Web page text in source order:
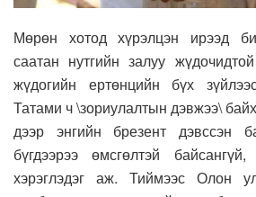
Мөрөн хотод хүрэлцэн ирээд
саатан нутгийн залуу
жүдогийн ертөнцийн бүх
Татами ч \зориулалтын дэвжээ\
дээр энгийн брезент дэвссэн
бүгдээрээ өмсгөлтэй
хэрэглэдэг аж. Тиймээс Олон